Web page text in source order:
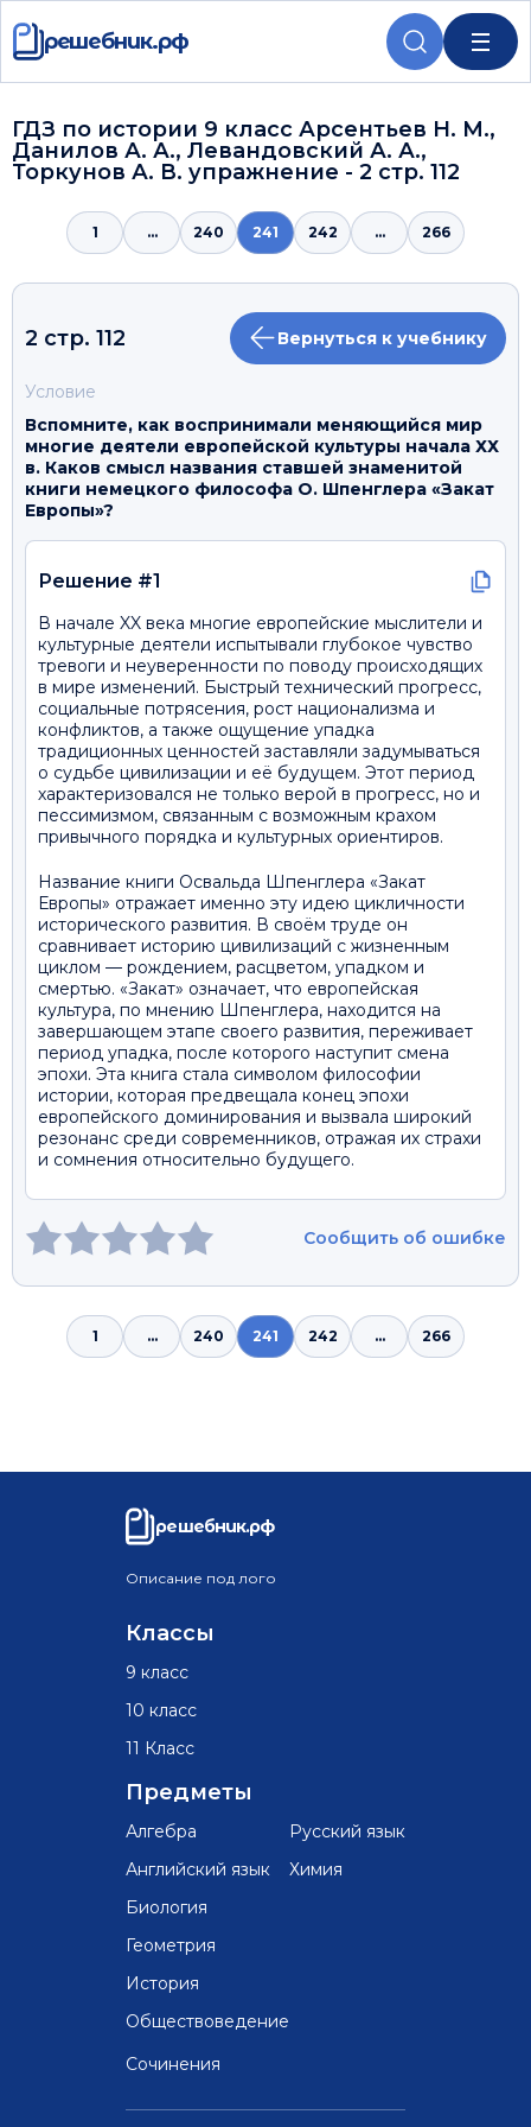
решебник.рф
ГДЗ по истории 9 класс Арсентьев Н. М.,
Данилов А. А., Левандовский А. А.,
Торкунов А. В. упражнение - 2 стр. 112
1 ... 240 241 242 ... 266
2 стр. 112 Вернуться к учебнику
Условие
Вспомните, как воспринимали меняющийся мир
многие деятели европейской культуры начала ХХ
в. Каков смысл названия ставшей знаменитой
книги немецкого философа О. Шпенглера «Закат
Европы»?
Решение #1
В начале XX века многие европейские мыслители и
культурные деятели испытывали глубокое чувство
тревоги и неуверенности по поводу происходящих
в мире изменений. Быстрый технический прогресс,
социальные потрясения, рост национализма и
конфликтов, а также ощущение упадка
традиционных ценностей заставляли задумываться
о судьбе цивилизации и её будущем. Этот период
характеризовался не только верой в прогресс, но и
пессимизмом, связанным с возможным крахом
привычного порядка и культурных ориентиров.
Название книги Освальда Шпенглера «Закат
Европы» отражает именно эту идею цикличности
исторического развития. В своём труде он
сравнивает историю цивилизаций с жизненным
циклом — рождением, расцветом, упадком и
смертью. «Закат» означает, что европейская
культура, по мнению Шпенглера, находится на
завершающем этапе своего развития, переживает
период упадка, после которого наступит смена
эпохи. Эта книга стала символом философии
истории, которая предвещала конец эпохи
европейского доминирования и вызвала широкий
резонанс среди современников, отражая их страхи
и сомнения относительно будущего.
Сообщить об ошибке
1 ... 240 241 242 ... 266
решебник.рф
Описание под лого
Классы
9 класс
10 класс
11 Класс
Предметы
Алгебра
Английский язык
Биология
Геометрия
История
Обществоведение
Русский язык
Химия
Сочинения